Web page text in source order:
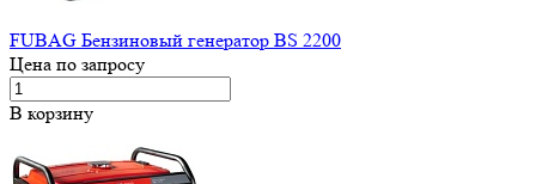
FUBAG Бензиновый генератор BS 2200
Цена по запросу
В корзину